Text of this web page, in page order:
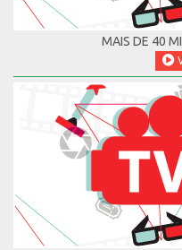
MAIS DE 40